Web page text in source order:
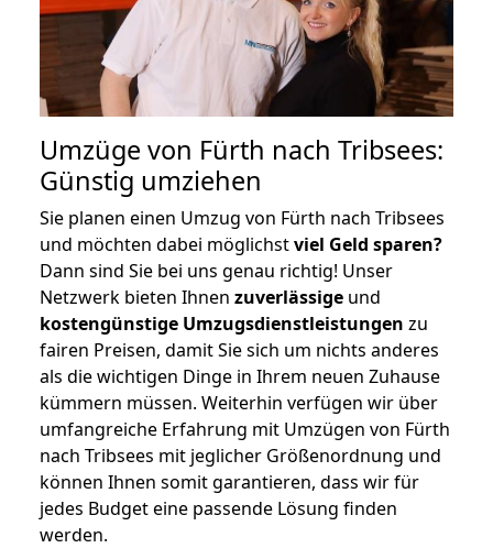
Umzüge von Fürth nach Tribsees:
Günstig umziehen
Sie planen einen Umzug von Fürth nach Tribsees
und möchten dabei möglichstviel Geld sparen?
Dann sind Sie bei uns genau richtig! Unser
Netzwerk bieten Ihnen zuverlässige und
kostengünstige Umzugsdienstleistungen zu
fairen Preisen, damit Sie sich um nichts anderes
als die wichtigen Dinge in Ihrem neuen Zuhause
kümmern müssen. Weiterhin verfügen wir über
umfangreiche Erfahrung mit Umzügen von Fürth
nach Tribsees mit jeglicher Größenordnung und
können Ihnen somit garantieren, dass wir für
jedes Budget eine passende Lösung finden
werden.